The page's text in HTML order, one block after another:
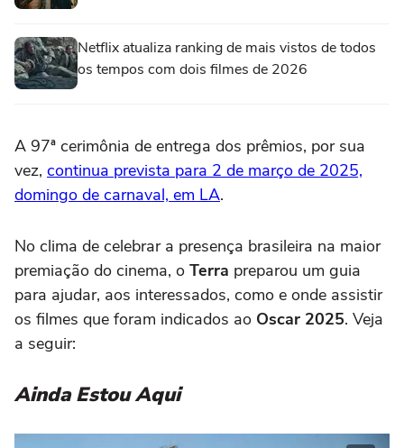
Netflix atualiza ranking de mais vistos de todos
os tempos com dois filmes de 2026
A 97ª cerimônia de entrega dos prêmios, por sua
vez, continua prevista para 2 de março de 2025,
domingo de carnaval, em LA.
No clima de celebrar a presença brasileira na maior
premiação do cinema, o Terra preparou um guia
para ajudar, aos interessados, como e onde assistir
os filmes que foram indicados ao Oscar 2025. Veja
a seguir:
Ainda Estou Aqui